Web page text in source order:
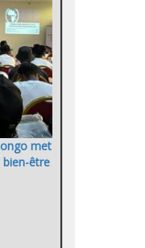
met
bien-être